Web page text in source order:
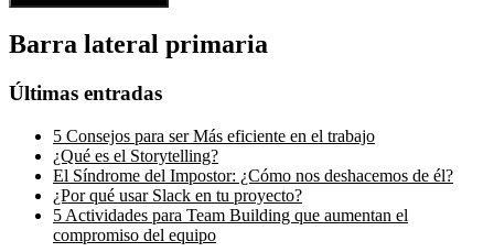
Barra lateral primaria
Últimas entradas
5 Consejos para ser Más eficiente en el trabajo
¿Qué es el Storytelling?
El Síndrome del Impostor: ¿Cómo nos deshacemos de él?
¿Por qué usar Slack en tu proyecto?
5 Actividades para Team Building que aumentan el
compromiso del equipo